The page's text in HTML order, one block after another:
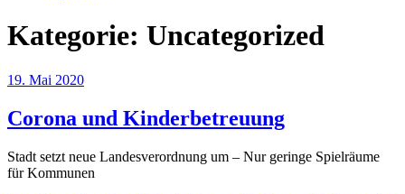
Kategorie: Uncategorized
Veröffentlicht
19. Mai 2020
Corona und Kinderbetreuung
Stadt setzt neue Landesverordnung um – Nur geringe Spielräume
für Kommunen